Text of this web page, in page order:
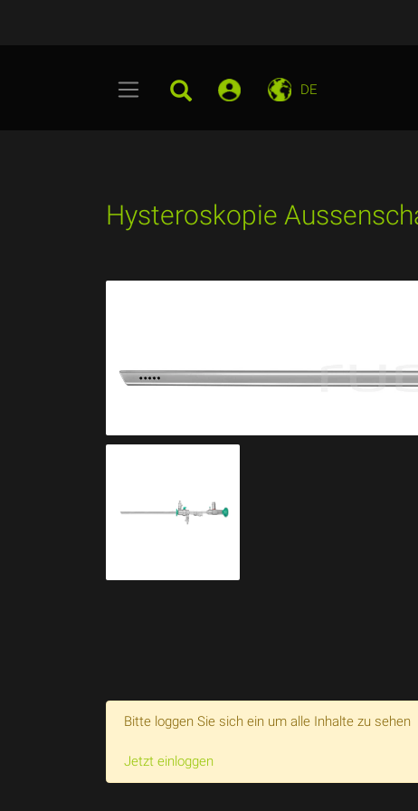
DE
Hysteroskopie
Bitte loggen Sie sich ein um alle Inhalte zu sehen
Jetzt einloggen